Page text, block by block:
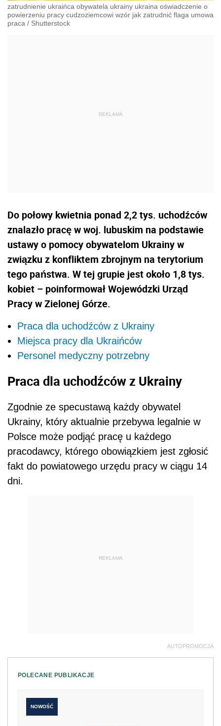
zatrudnienie ukraińca obywatela ukrainy ukraina oświadczenie o
powierzeniu pracy cudzoziemcowi wzór jak zatrudnić flaga umowa
praca / Shutterstock
Do połowy kwietnia ponad 2,2 tys. uchodźców
znalazło pracę w woj. lubuskim na podstawie
ustawy o pomocy obywatelom Ukrainy w
związku z konfliktem zbrojnym na terytorium
tego państwa. W tej grupie jest około 1,8 tys.
kobiet – poinformował Wojewódzki Urząd
Pracy w Zielonej Górze.
Praca dla uchodźców z Ukrainy
Miejsca pracy dla Ukraińców
Personel medyczny potrzebny
Praca dla uchodźców z Ukrainy
Zgodnie ze specustawą każdy obywatel
Ukrainy, który aktualnie przebywa legalnie w
Polsce może podjąć pracę u każdego
pracodawcy, którego obowiązkiem jest zgłosić
fakt do powiatowego urzędu pracy w ciągu 14
dni.
REKLAMA
AUTOPROMOCJA
POLECANE PUBLIKACJE
NOWOŚĆ